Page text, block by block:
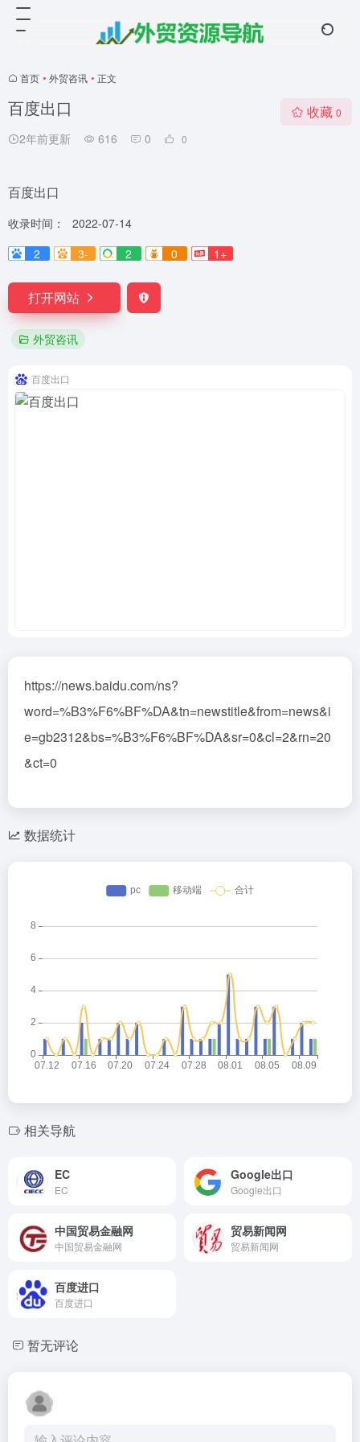
首页 • 外贸咨讯 • 正文
百度出口
2年前更新 616 0 0
收藏 0
百度出口
收录时间：
2022-07-14
2
3- 2 0 1+
打开网站
外贸咨讯
百度出口
https://news.baidu.com/ns?
word=%B3%F6%BF%DA&tn=newstitle&from=news&i
e=gb2312&bs=%B3%F6%BF%DA&sr=0&cl=2&rn=20
&ct=0
数据统计
相关导航
EC
EC
Google出口
Google出口
中国贸易金融网
中国贸易金融网
贸易新闻网
贸易新闻网
百度进口
百度进口
暂无评论